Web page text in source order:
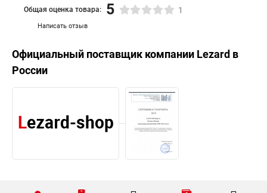
Написать отзыв
Общая оценка товара: 5 1
Официальный поставщик компании Lezard в
России